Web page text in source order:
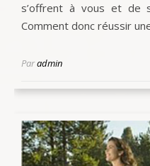
s’offrent à vous et de
Comment donc réussir
Paradmin